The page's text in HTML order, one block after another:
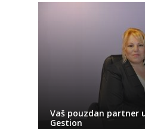
Vaš pouzdan partner
Gestion